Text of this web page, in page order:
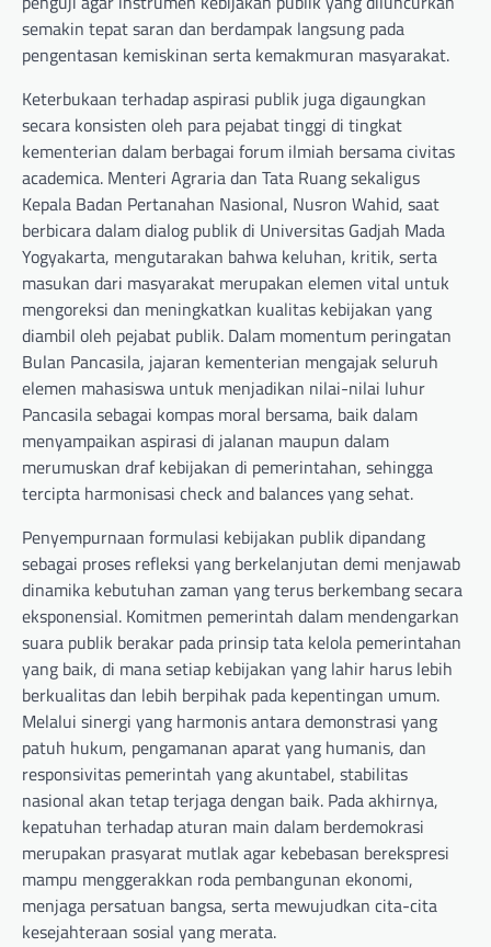
semakin tepat saran dan berdampak langsung pada
pengentasan kemiskinan serta kemakmuran masyarakat.
Keterbukaan terhadap aspirasi publik juga digaungkan
secara konsisten oleh para pejabat tinggi di tingkat
kementerian dalam berbagai forum ilmiah bersama civitas
academica. Menteri Agraria dan Tata Ruang sekaligus
Kepala Badan Pertanahan Nasional, Nusron Wahid, saat
berbicara dalam dialog publik di Universitas Gadjah Mada
Yogyakarta, mengutarakan bahwa keluhan, kritik, serta
masukan dari masyarakat merupakan elemen vital untuk
mengoreksi dan meningkatkan kualitas kebijakan yang
diambil oleh pejabat publik. Dalam momentum peringatan
Bulan Pancasila, jajaran kementerian mengajak seluruh
elemen mahasiswa untuk menjadikan nilai-nilai luhur
Pancasila sebagai kompas moral bersama, baik dalam
menyampaikan aspirasi di jalanan maupun dalam
merumuskan draf kebijakan di pemerintahan, sehingga
tercipta harmonisasi check and balances yang sehat.
Penyempurnaan formulasi kebijakan publik dipandang
sebagai proses refleksi yang berkelanjutan demi menjawab
dinamika kebutuhan zaman yang terus berkembang secara
eksponensial. Komitmen pemerintah dalam mendengarkan
suara publik berakar pada prinsip tata kelola pemerintahan
yang baik, di mana setiap kebijakan yang lahir harus lebih
berkualitas dan lebih berpihak pada kepentingan umum.
Melalui sinergi yang harmonis antara demonstrasi yang
patuh hukum, pengamanan aparat yang humanis, dan
responsivitas pemerintah yang akuntabel, stabilitas
nasional akan tetap terjaga dengan baik. Pada akhirnya,
kepatuhan terhadap aturan main dalam berdemokrasi
merupakan prasyarat mutlak agar kebebasan berekspresi
mampu menggerakkan roda pembangunan ekonomi,
menjaga persatuan bangsa, serta mewujudkan cita-cita
kesejahteraan sosial yang merata.